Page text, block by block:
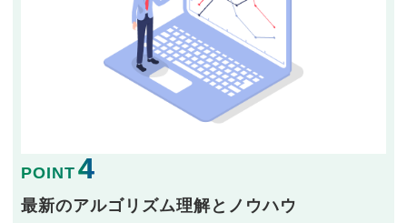
POINT 4
最新のアルゴリズム理解とノウハウ